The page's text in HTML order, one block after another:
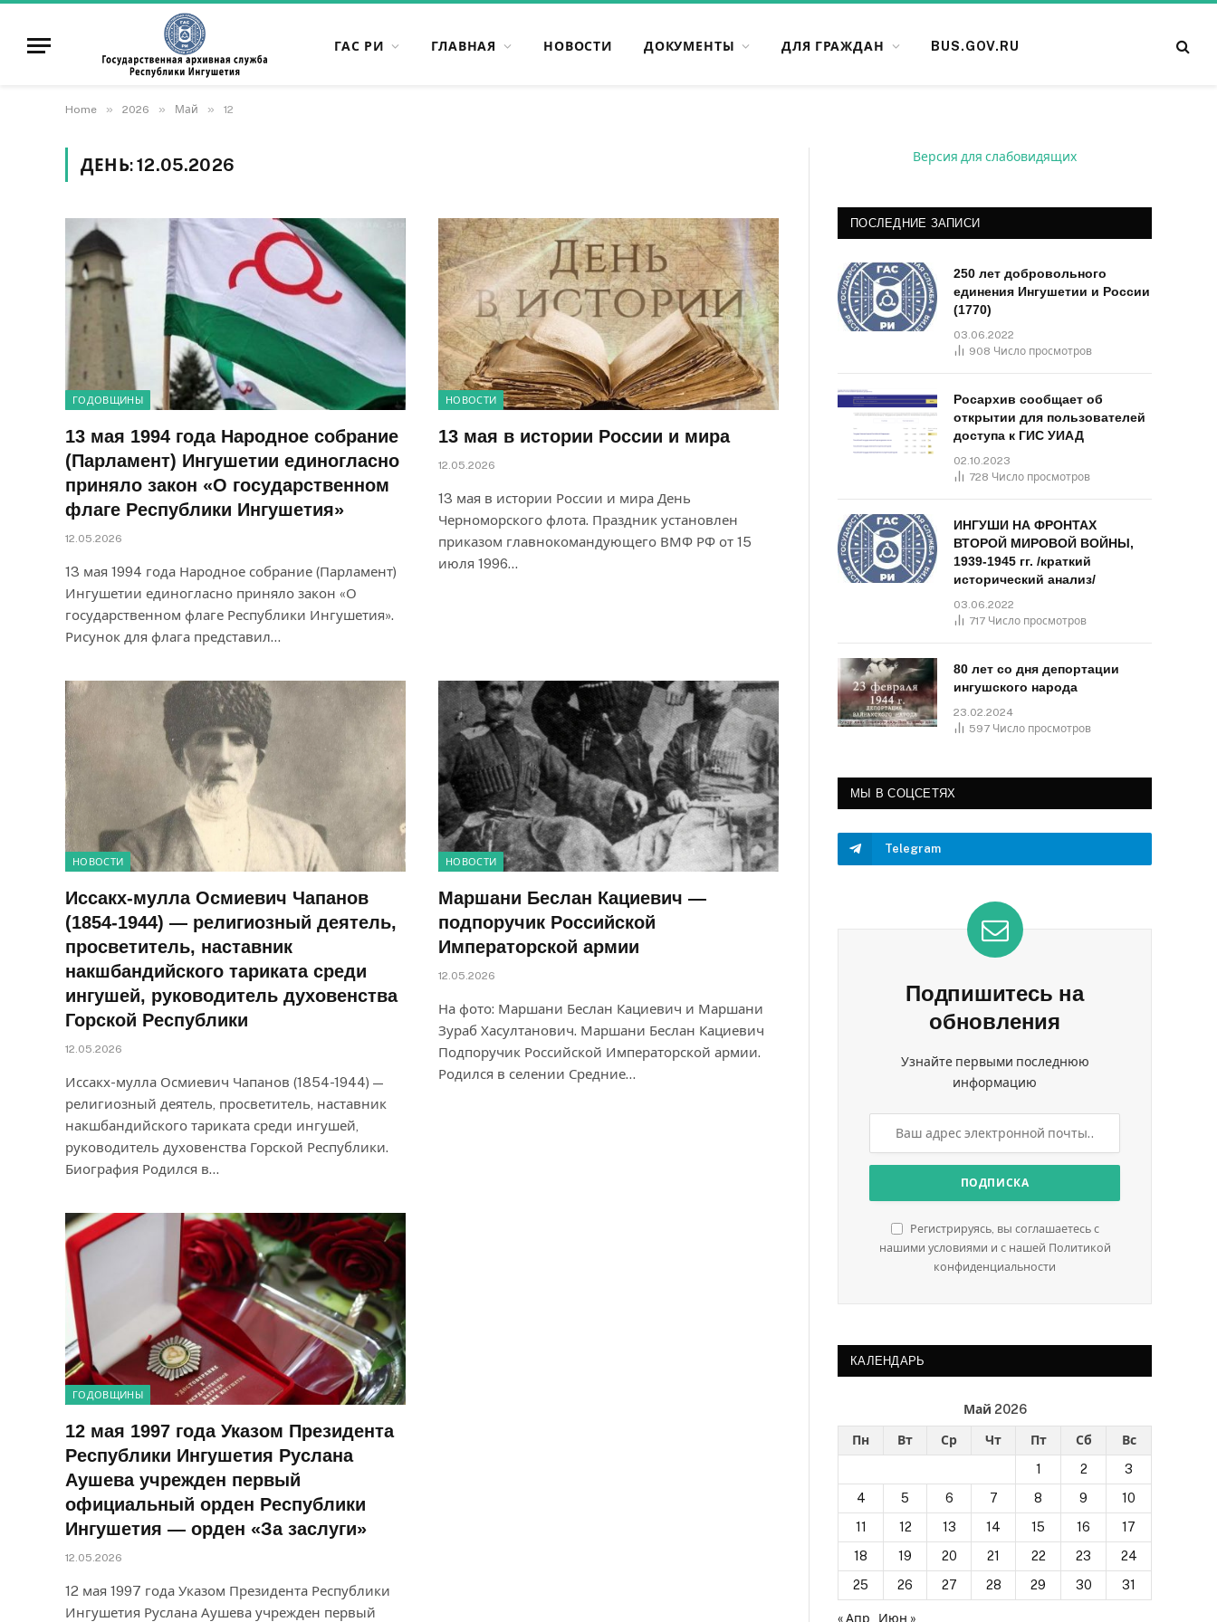
ГАС РИ ГЛАВНАЯ НОВОСТИ ДОКУМЕНТЫ ДЛЯ ГРАЖДАН BUS.GOV.RU
Home » 2026 » Май » 12
ДЕНЬ:12.05.2026
ГОДОВЩИНЫ
13 мая 1994 года Народное собрание
(Парламент) Ингушетии единогласно
приняло закон «О государственном
флаге Республики Ингушетия»
12.05.2026
13 мая 1994 года Народное собрание (Парламент)
Ингушетии единогласно приняло закон «О
государственном флаге Республики Ингушетия».
Рисунок для флага представил…
НОВОСТИ
13 мая в истории России и мира
12.05.2026
13 мая в истории России и мира День
Черноморского флота. Праздник установлен
приказом главнокомандующего ВМФ РФ от 15
июля 1996…
НОВОСТИ
Иссакх-мулла Осмиевич Чапанов
(1854-1944) — религиозный деятель,
просветитель, наставник
накшбандийского тариката среди
ингушей, руководитель духовенства
Горской Республики
12.05.2026
Иссакх-мулла Осмиевич Чапанов (1854-1944) —
религиозный деятель, просветитель, наставник
накшбандийского тариката среди ингушей,
руководитель духовенства Горской Республики.
Биография Родился в…
НОВОСТИ
Маршани Беслан Кациевич —
подпоручик Российской
Императорской армии
12.05.2026
На фото: Маршани Беслан Кациевич и Маршани
Зураб Хасултанович. Маршани Беслан Кациевич
Подпоручик Российской Императорской армии.
Родился в селении Средние…
ГОДОВЩИНЫ
12 мая 1997 года Указом Президента
Республики Ингушетия Руслана
Аушева учрежден первый
официальный орден Республики
Ингушетия — орден «За заслуги»
12.05.2026
12 мая 1997 года Указом Президента Республики
Ингушетия Руслана Аушева учрежден первый
Версия для слабовидящих
ПОСЛЕДНИЕ ЗАПИСИ
250 лет добровольного
единения Ингушетии и России
(1770)
03.06.2022
908 Число просмотров
Росархив сообщает об
открытии для пользователей
доступа к ГИС УИАД
02.10.2023
728 Число просмотров
ИНГУШИ НА ФРОНТАХ
ВТОРОЙ МИРОВОЙ ВОЙНЫ,
1939-1945 гг. /краткий
исторический анализ/
03.06.2022
717 Число просмотров
80 лет со дня депортации
ингушского народа
23.02.2024
597 Число просмотров
МЫ В СОЦСЕТЯХ
Telegram
Подпишитесь на
обновления
Узнайте первыми последнюю
информацию
Регистрируясь, вы соглашаетесь с
нашими условиями и с нашей Политикой
конфиденциальности
КАЛЕНДАРЬ
Май 2026
Пн Вт Ср Чт Пт Сб
Вс
1
2
3
4
5 6 7 8 9
10
11
12 13 14 15 16
17
18
19 20 21 22 23
24
25
26 27 28 29 30 31
« Апр Июн »